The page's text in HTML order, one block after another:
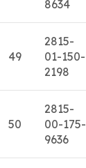
8634
49
2815-
01-150-
2198
50
2815-
00-175-
9636